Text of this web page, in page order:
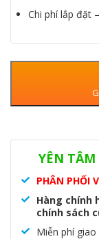
Chi phí lắp đặt
Danh mục:Máy
YÊN
PHÂN PHỐI
Hàng chính
chính sách
Miễn phí giao